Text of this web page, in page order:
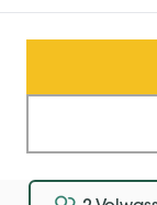
Datum